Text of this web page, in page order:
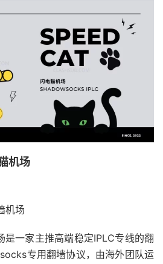
机场
机场
一家主推高端稳定IPLC专线的翻
专用翻墙协议，由海外团队运